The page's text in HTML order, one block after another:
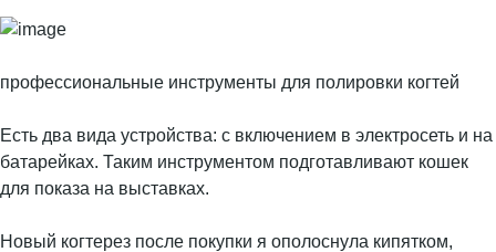
профессиональные инструменты для полировки когтей
Есть два вида устройства: с включением в электросеть и на
батарейках. Таким инструментом подготавливают кошек
для показа на выставках.
Новый когтерез после покупки я ополоснула кипятком,